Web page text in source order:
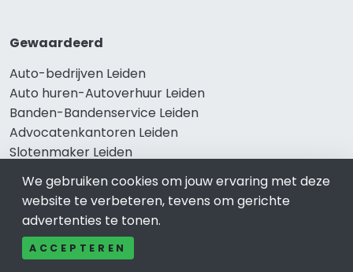
Gewaardeerd
Auto-bedrijven Leiden
Auto huren-Autoverhuur Leiden
Banden-Bandenservice Leiden
Advocatenkantoren Leiden
Slotenmaker Leiden
Populair
Woningruil Leiden
We gebruiken cookies om jouw ervaring met deze
website te verbeteren, tevens om gerichte
advertenties te tonen.
ACCEPTEREN